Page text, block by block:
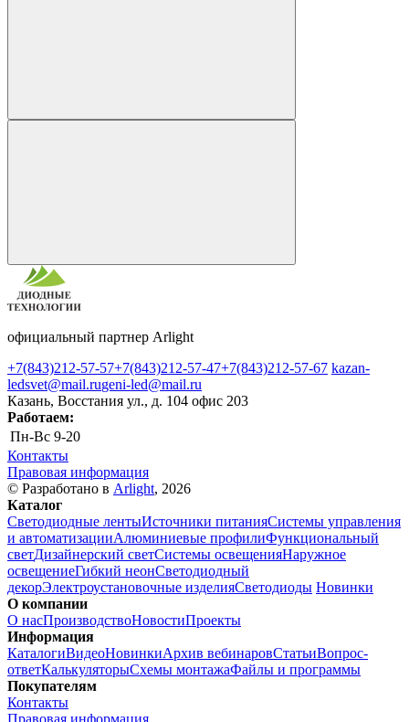
официальный партнер Arlight
+7(843)212-57-57+7(843)212-57-47+7(843)212-57-67 kazan-
ledsvet@mail.rugeni-led@mail.ru
Казань, Восстания ул., д. 104 офис 203
Работаем:
Пн-Вс 9-20
Контакты
Правовая информация
© Разработано в Arlight, 2026
Каталог
Светодиодные лентыИсточники питанияСистемы управления
и автоматизацииАлюминиевые профилиФункциональный
светДизайнерский светСистемы освещенияНаружное
освещениеГибкий неонСветодиодный
декорЭлектроустановочные изделияСветодиоды Новинки
О компании
О насПроизводствоНовостиПроекты
Информация
КаталогиВидеоНовинкиАрхив вебинаровСтатьиВопрос-
ответКалькуляторыСхемы монтажаФайлы и программы
Покупателям
Контакты
Правовая информация